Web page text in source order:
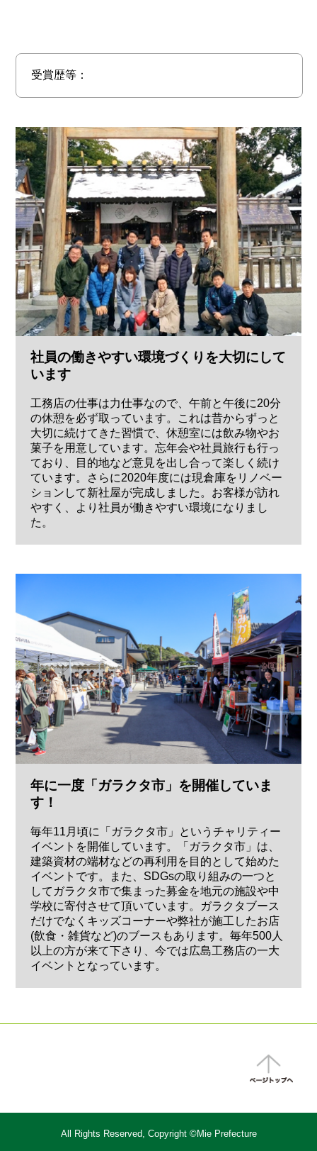
受賞歴等：
社員の働きやすい環境づくりを大切にして
います
工務店の仕事は力仕事なので、午前と午後に20分
の休憩を必ず取っています。これは昔からずっと
大切に続けてきた習慣で、休憩室には飲み物やお
菓子を用意しています。忘年会や社員旅行も行っ
ており、目的地など意見を出し合って楽しく続け
ています。さらに2020年度には現倉庫をリノベー
ションして新社屋が完成しました。お客様が訪れ
やすく、より社員が働きやすい環境になりまし
た。
年に一度「ガラクタ市」を開催していま
す！
毎年11月頃に「ガラクタ市」というチャリティー
イベントを開催しています。「ガラクタ市」は、
建築資材の端材などの再利用を目的として始めた
イベントです。また、SDGsの取り組みの一つと
してガラクタ市で集まった募金を地元の施設や中
学校に寄付させて頂いています。ガラクタブース
だけでなくキッズコーナーや弊社が施工したお店
(飲食・雑貨など)のブースもあります。毎年500人
以上の方が来て下さり、今では広島工務店の一大
イベントとなっています。
All Rights Reserved, Copyright ©Mie Prefecture